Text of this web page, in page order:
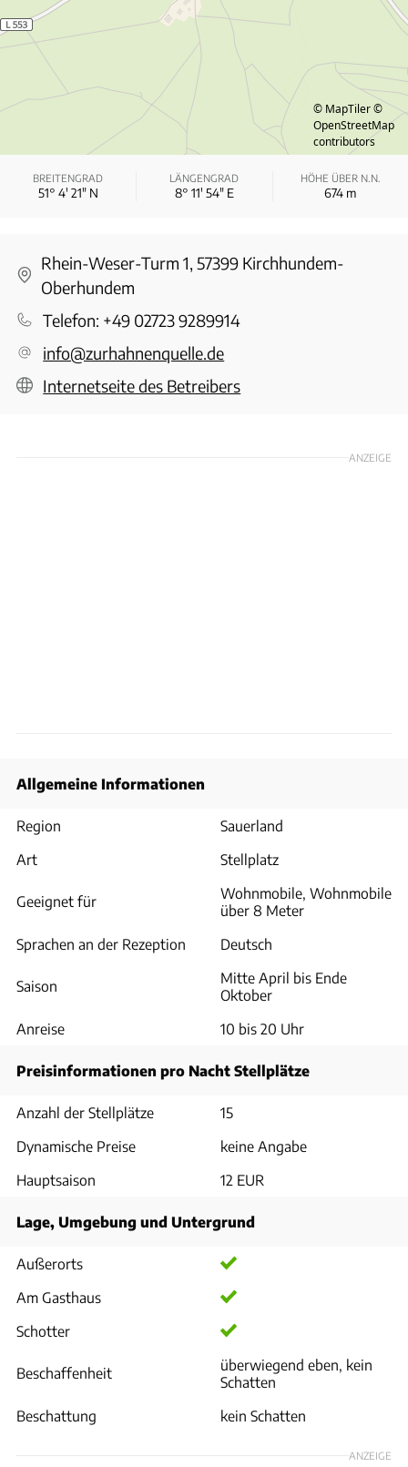
© MapTiler ©
OpenStreetMap
contributors
BREITENGRAD
51° 4′ 21″ N
LÄNGENGRAD
8° 11′ 54″ E
HÖHE ÜBER N.N.
674 m
Rhein-Weser-Turm 1, 57399 Kirchhundem-
Oberhundem
Telefon: +49 02723 9289914
info@zurhahnenquelle.de
Internetseite des Betreibers
ANZEIGE
Allgemeine Informationen
Region
Sauerland
Art
Stellplatz
Geeignet für
Wohnmobile, Wohnmobile
über 8 Meter
Sprachen an der Rezeption
Deutsch
Saison
Mitte April bis Ende
Oktober
Anreise
10 bis 20 Uhr
Preisinformationen pro Nacht Stellplätze
Anzahl der Stellplätze
15
Dynamische Preise
keine Angabe
Hauptsaison
12 EUR
Lage, Umgebung und Untergrund
Außerorts
Am Gasthaus
Schotter
Beschaffenheit
überwiegend eben, kein
Schatten
Beschattung
kein Schatten
ANZEIGE